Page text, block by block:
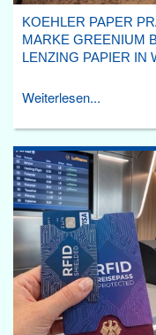
KOEHLER PAPER
MARKE GREENIUM
LENZING PAPIER IN
Weiterlesen...